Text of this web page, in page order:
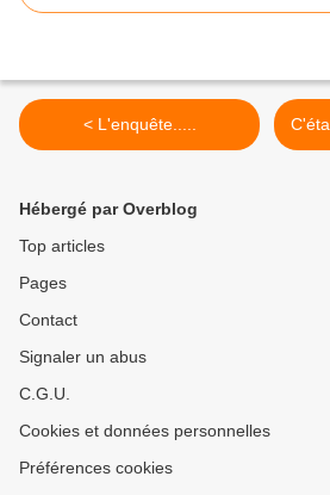
< L'enquête.....
Hébergé par Overblog
Top articles
Pages
Contact
Signaler un abus
C.G.U.
Cookies et données personnelles
Préférences cookies